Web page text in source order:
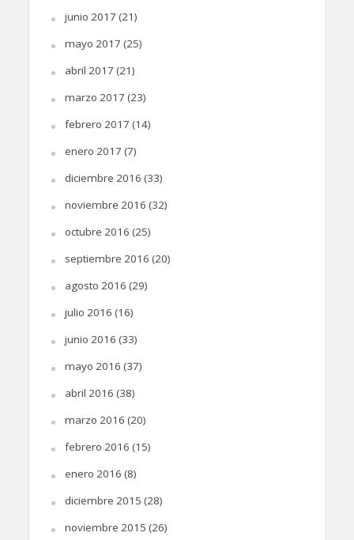
junio 2017 (21)
mayo 2017 (25)
abril 2017 (21)
marzo 2017 (23)
febrero 2017 (14)
enero 2017 (7)
diciembre 2016 (33)
noviembre 2016 (32)
octubre 2016 (25)
septiembre 2016 (20)
agosto 2016 (29)
julio 2016 (16)
junio 2016 (33)
mayo 2016 (37)
abril 2016 (38)
marzo 2016 (20)
febrero 2016 (15)
enero 2016 (8)
diciembre 2015 (28)
noviembre 2015 (26)